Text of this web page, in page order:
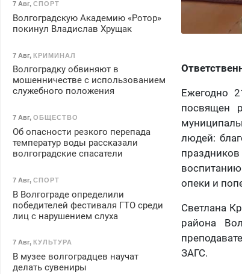
Ежегодно
посвящен
людей:
опеки и
Светлана
района
ЗАГС.
7 Авг, СПОРТ
Волгоградскую Академию «Ротор»
покинул Владислав Хрущак
7 Авг, КРИМИНАЛ
Волгоградку обвиняют в
мошенничестве с использованием
служебного положения
7 Авг, ОБЩЕСТВО
Об опасности резкого перепада
температур воды рассказали
волгоградские спасатели
7 Авг, СПОРТ
В Волгограде определили
победителей фестиваля ГТО среди
лиц с нарушением слуха
7 Авг, КУЛЬТУРА
В музее волгоградцев научат
делать сувениры